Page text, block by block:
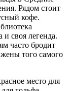
Рядом стоит
кофе.
и своя легенда.
часто бродит
того самого
место для